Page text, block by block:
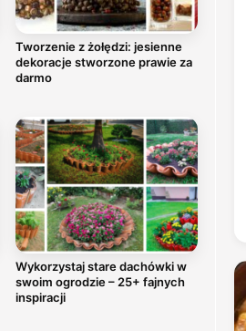
Tworzenie z żołędzi: jesienne
dekoracje stworzone prawie za
darmo
Wykorzystaj stare dachówki w
swoim ogrodzie – 25+ fajnych
inspiracji